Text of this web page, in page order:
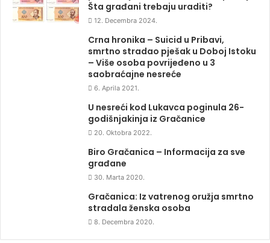
Šta građani trebaju uraditi?
12. Decembra 2024.
Crna hronika – Suicid u Pribavi,
smrtno stradao pješak u Doboj Istoku
– Više osoba povrijeđeno u 3
saobraćajne nesreće
6. Aprila 2021.
U nesreći kod Lukavca poginula 26-
godišnjakinja iz Gračanice
20. Oktobra 2022.
Biro Gračanica – Informacija za sve
građane
30. Marta 2020.
Gračanica: Iz vatrenog oružja smrtno
stradala ženska osoba
8. Decembra 2020.